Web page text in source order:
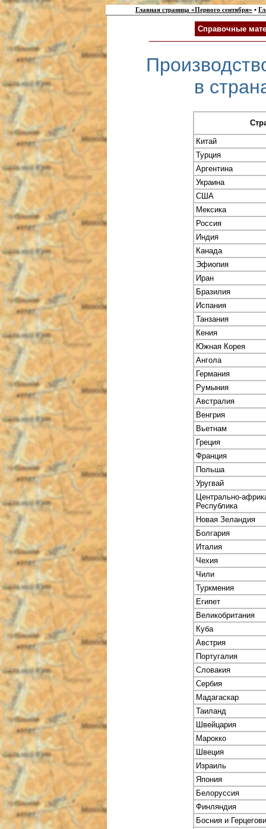
Главная страница «Первого сентября» •
Справочные
в
Китай
Турция
Аргентина
Украина
США
Мексика
Россия
Индия
Канада
Эфиопия
Иран
Бразилия
Испания
Танзания
Кения
Южная Корея
Ангола
Германия
Румыния
Австралия
Венгрия
Вьетнам
Греция
Франция
Польша
Уругвай
Центрально-
Республика
Новая Зеландия
Болгария
Италия
Чехия
Чили
Туркмения
Египет
Великобритания
Куба
Австрия
Португалия
Словакия
Сербия
Мадагаскар
Таиланд
Швейцария
Марокко
Швеция
Израиль
Япония
Белоруссия
Финляндия
Босния и